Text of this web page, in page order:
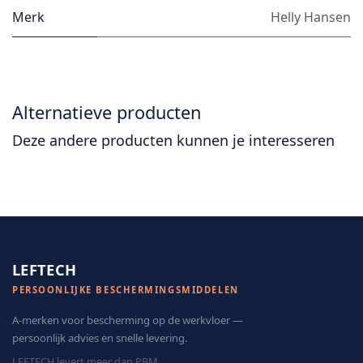
Merk Helly Hansen
Alternatieve producten
Deze andere producten kunnen je interesseren
LEFTECH
PERSOONLIJKE BESCHERMINGSMIDDELEN
A-merken voor bescherming op de werkvloer —
persoonlijk advies en snelle levering.